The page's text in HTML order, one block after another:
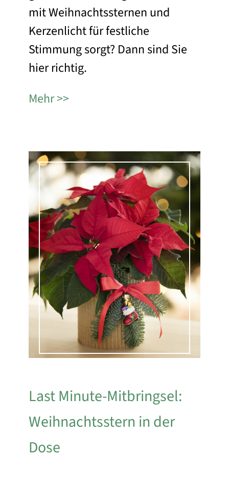
mit Weihnachtssternen und
Kerzenlicht für festliche
Stimmung sorgt? Dann sind Sie
hier richtig.
Mehr
Last Minute-Mitbringsel:
Weihnachtsstern in der
Dose